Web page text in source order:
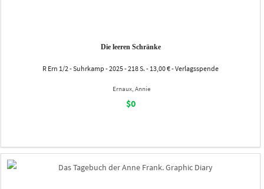
Die leeren Schränke
R Ern 1/2 - Suhrkamp - 2025 - 218 S. - 13,00 € - Verlagsspende
Ernaux, Annie
$0